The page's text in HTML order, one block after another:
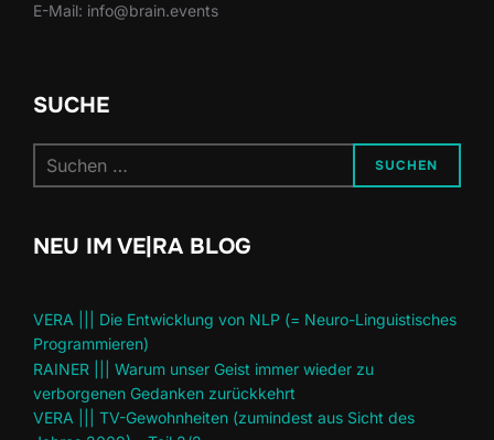
E-Mail: info@brain.events
SUCHE
nach:
SUCHEN
NEU IM VE|RA BLOG
VERA ||| Die Entwicklung von NLP (= Neuro-Linguistisches
Programmieren)
RAINER ||| Warum unser Geist immer wieder zu
verborgenen Gedanken zurückkehrt
VERA ||| TV-Gewohnheiten (zumindest aus Sicht des